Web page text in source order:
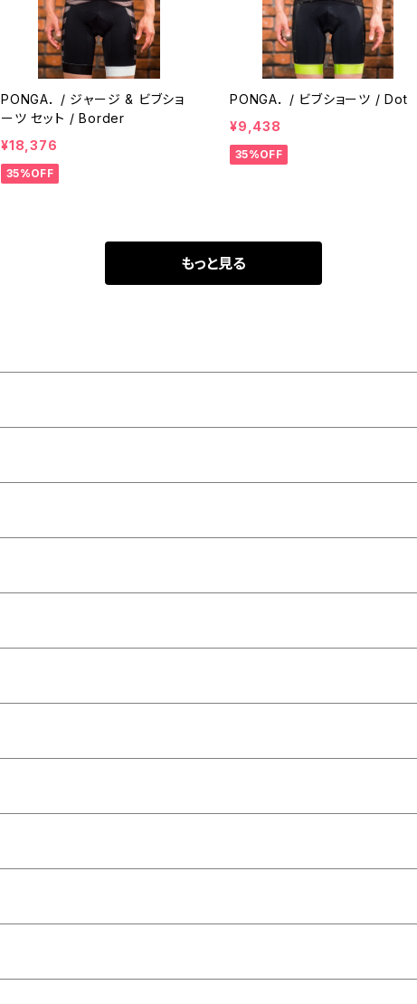
PONGA． / ジャージ & ビブショ
ーツ セット / Border
¥18,376
35%OFF
PONGA． / ビブショーツ / Dot
¥9,438
35%OFF
もっと見る